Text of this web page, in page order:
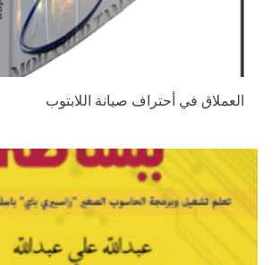
العملاق في أحتراف صيانة اللابتوب